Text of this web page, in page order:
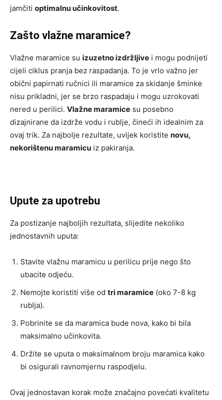
jamčiti optimalnu učinkovitost.
Zašto vlažne maramice?
Vlažne maramice su izuzetno izdržljive i mogu podnijeti
cijeli ciklus pranja bez raspadanja. To je vrlo važno jer
obični papirnati ručnici ili maramice za skidanje šminke
nisu prikladni, jer se brzo raspadaju i mogu uzrokovati
nered u perilici. Vlažne maramice su posebno
dizajnirane da izdrže vodu i rublje, čineći ih idealnim za
ovaj trik. Za najbolje rezultate, uvijek koristite novu,
nekorištenu maramicu iz pakiranja.
Upute za upotrebu
Za postizanje najboljih rezultata, slijedite nekoliko
jednostavnih uputa:
Stavite vlažnu maramicu u perilicu prije nego što
ubacite odjeću.
Nemojte koristiti više od tri maramice (oko 7-8 kg
rublja).
Pobrinite se da maramica bude nova, kako bi bila
maksimalno učinkovita.
Držite se uputa o maksimalnom broju maramica kako
bi osigurali ravnomjernu raspodjelu.
Ovaj jednostavan korak može značajno povećati kvalitetu